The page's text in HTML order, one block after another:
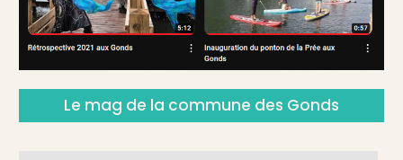
Le mag de la commune des Gonds